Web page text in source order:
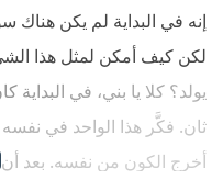
إنه في البداية لم يكن
لكن كيف أمكن لمثل هذا
يولد؟ كلا يا بني، في
ثان. فكَّر هذا الواحد في نفسه
أخرج الكون من نفسه. بعد